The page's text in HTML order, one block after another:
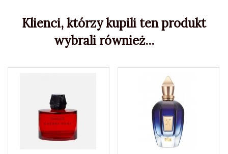
Klienci, którzy kupili ten produkt
wybrali również...